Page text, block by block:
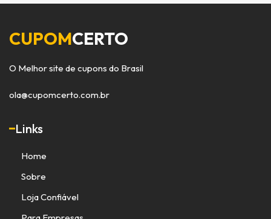
CUPOMCERTO
O Melhor site de cupons do Brasil
ola@cupomcerto.com.br
Links
Home
Sobre
Loja Confiável